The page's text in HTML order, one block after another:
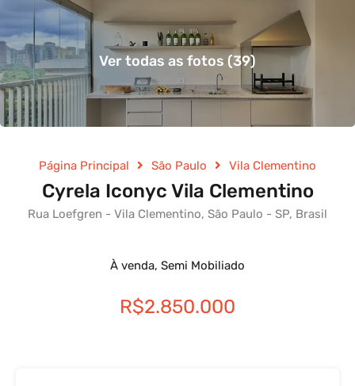
Ver todas as fotos (39)
Página Principal São Paulo Vila Clementino
Cyrela Iconyc Vila Clementino
Rua Loefgren - Vila Clementino, São Paulo - SP, Brasil
À venda, Semi Mobiliado
R$2.850.000